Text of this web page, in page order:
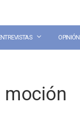
OPINIÓN
moción